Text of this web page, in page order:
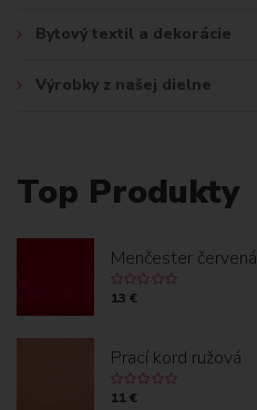
Bytový textil a dekorácie
Výrobky z našej dielne
Top Produkty
Menčester červená
13 €
Prací kord ružová
11 €